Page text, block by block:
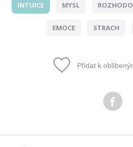
INTUICE MYSL
EMOCE STRACH
Přidat k